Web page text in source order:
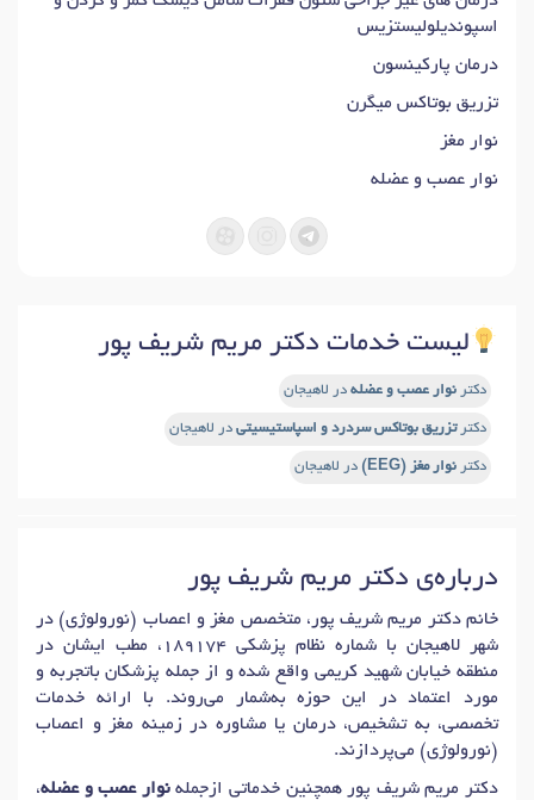
اسپوندیلولیستزیس
درمان پارکینسون
تزریق بوتاکس میگرن
نوار مغز
نوار عصب و عضله
لیست خدمات دکتر مریم شریف پور
دکتر نوار عصب و عضله در لاهیجان
دکترتزریق بوتاکس سردرد و اسپاستیسیتی در لاهیجان
دکتر نوار مغز (EEG) در لاهیجان
درباره‌ی دکتر مریم شریف پور
خانم دکتر مریم شریف پور، متخصص مغز و اعصاب (نورولوژی) در
شهر لاهیجان با شماره نظام پزشکی 189174، مطب ایشان در
منطقه خیابان شهید کریمی واقع شده و از جمله پزشکان باتجربه و
مورد اعتماد در این حوزه به‌شمار می‌روند. با ارائه خدمات
تخصصی، به تشخیص، درمان یا مشاوره در زمینه مغز و اعصاب
(نورولوژی) می‌پردازند.
دکتر مریم شریف پور همچنین خدماتی ازجملهنوار عصب و عضله،